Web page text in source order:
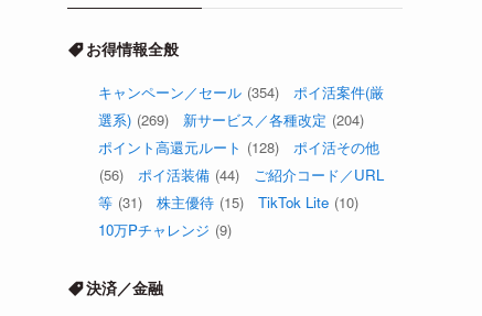
お得情報全般
キャンペーン／セール (354)
ポイ活案件(厳
選系) (269) 新サービス／各種改定 (204)
ポイント高還元ルート (128)
ポイ活その他
(56)
ポイ活装備 (44)
ご紹介コード／URL
等 (31) 株主優待 (15) TikTok Lite (10)
10万Pチャレンジ (9)
決済／金融